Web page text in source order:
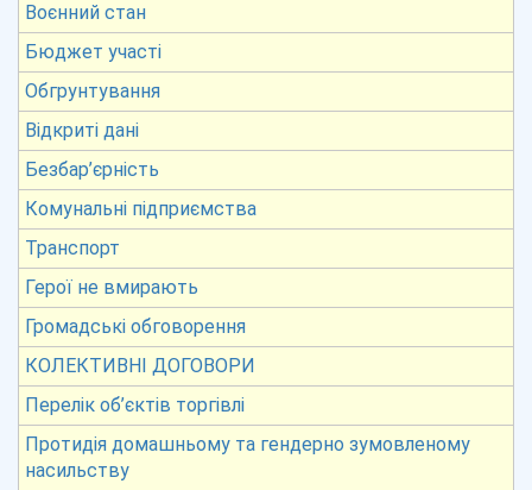
Воєнний стан
Бюджет участі
Обгрунтування
Відкриті дані
Безбар’єрність
Комунальні підприємства
Транспорт
Герої не вмирають
Громадські обговорення
КОЛЕКТИВНІ ДОГОВОРИ
Перелік об’єктів торгівлі
Протидія домашньому та гендерно зумовленому
насильству